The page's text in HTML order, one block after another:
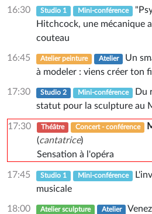
16:30 Studio 1 Mini-conférence
Hitchcock, une mécanique
couteau
16:45 Atelier peinture Atelier Un
à modeler : viens créer ton
17:30 Studio 2 Mini-conférence Du
statut pour la sculpture au
17:30 Théâtre Concert - conférence
(cantatrice)
Sensation à l'opéra
17:45 Studio 1 Mini-conférence
musicale
18:00 Atelier sculpture Atelier